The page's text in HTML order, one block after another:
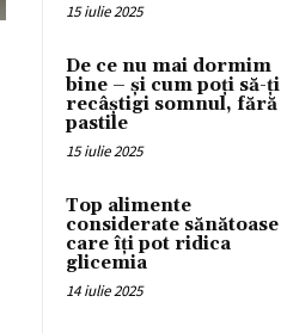
15 iulie 2025
De ce nu mai dormim
bine – și cum poți să-ți
recâștigi somnul, fără
pastile
15 iulie 2025
Top alimente
considerate sănătoase
care îți pot ridica
glicemia
14 iulie 2025